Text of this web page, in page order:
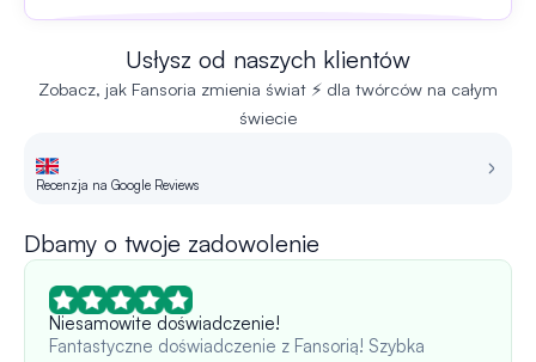
Usłysz od naszych klientów
Zobacz, jak Fansoria zmienia świat ⚡ dla twórców na całym
świecie
Recenzja na Google Reviews
Dbamy o twoje zadowolenie
Niesamowite doświadczenie!
Fantastyczne doświadczenie z Fansorią! Szybka